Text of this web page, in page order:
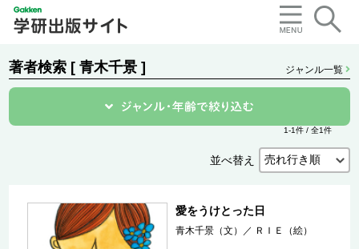
著者検索 [ 青木千景 ] ジャンル一覧
1-1件 / 全1件
並べ替え
愛をうけとった日
青木千景（文） ／ ＲＩＥ（絵）